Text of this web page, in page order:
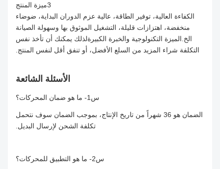
الكفاءة العالية، توفير الطاقة، عالية عزم الدوران البداية، ضوضاء
منخفضة، اهتزازات قليلة، التشغيل الموثوق بها وسهولة الصيانة
الخ.الميزة التكنولوجية والخبرة الكبيرةلذلك يمكنك أن تأخذ نفس
التكلفة شراء المزيد من السلع الأفضل، أو تنفق أقل لنفس المنتج.
الأسئلة الشائعة
الضمان هو 36 شهراً من تاريخ الإنتاج، بموجب الضمان سوف نتحمل
تكلفة الشحن لإرسال البديل.